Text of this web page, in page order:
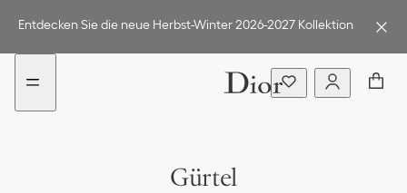
zumEntdecken Sie die neue Herbst-Winter 2026-2027 Kollektion
Gürtel
Seidentücher & Mitzahs